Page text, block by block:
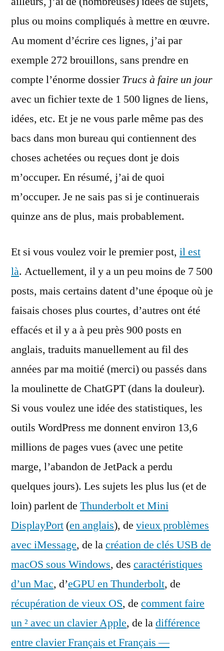
plus ou moins compliqués à mettre en œuvre.
Au moment d’écrire ces lignes, j’ai par
exemple 272 brouillons, sans prendre en
compte l’énorme dossierTrucs à faire un jour
avec un fichier texte de 1 500 lignes de liens,
idées, etc. Et je ne vous parle même pas des
bacs dans mon bureau qui contiennent des
choses achetées ou reçues dont je dois
m’occuper. En résumé, j’ai de quoi
m’occuper. Je ne sais pas si je continuerais
quinze ans de plus, mais probablement.
Et si vous voulez voir le premier post, il est
là. Actuellement, il y a un peu moins de 7 500
posts, mais certains datent d’une époque où je
faisais choses plus courtes, d’autres ont été
effacés et il y a à peu près 900 posts en
anglais, traduits manuellement au fil des
années par ma moitié (merci) ou passés dans
la moulinette de ChatGPT (dans la douleur).
Si vous voulez une idée des statistiques, les
outils WordPress me donnent environ 13,6
millions de pages vues (avec une petite
marge, l’abandon de JetPack a perdu
quelques jours). Les sujets les plus lus (et de
loin) parlent de Thunderbolt et Mini
DisplayPort (en anglais), de vieux problèmes
avec iMessage, de lacréation de clés USB de
macOS sous Windows, des caractéristiques
d’un Mac, d’eGPU en Thunderbolt, de
récupération de vieux OS, de comment faire
un ² avec un clavier Apple, de ladifférence
entre clavier Français et Français —